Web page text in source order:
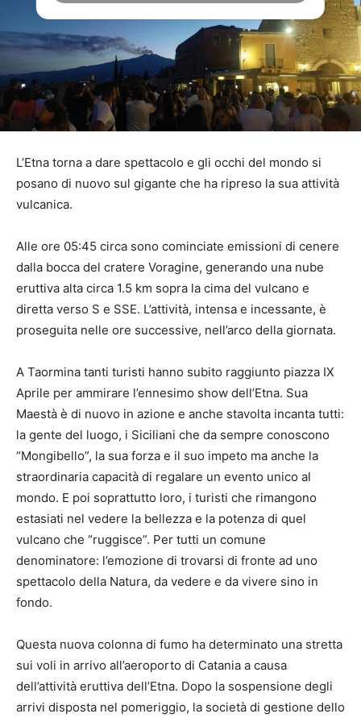
L’Etna torna a dare spettacolo e gli occhi del mondo si
posano di nuovo sul gigante che ha ripreso la sua attività
vulcanica.
Alle ore 05:45 circa sono cominciate emissioni di cenere
dalla bocca del cratere Voragine, generando una nube
eruttiva alta circa 1.5 km sopra la cima del vulcano e
diretta verso S e SSE. L’attività, intensa e incessante, è
proseguita nelle ore successive, nell’arco della giornata.
A Taormina tanti turisti hanno subito raggiunto piazza IX
Aprile per ammirare l’ennesimo show dell’Etna. Sua
Maestà è di nuovo in azione e anche stavolta incanta tutti:
la gente del luogo, i Siciliani che da sempre conoscono
“Mongibello”, la sua forza e il suo impeto ma anche la
straordinaria capacità di regalare un evento unico al
mondo. E poi soprattutto loro, i turisti che rimangono
estasiati nel vedere la bellezza e la potenza di quel
vulcano che “ruggisce”. Per tutti un comune
denominatore: l’emozione di trovarsi di fronte ad uno
spettacolo della Natura, da vedere e da vivere sino in
fondo.
Questa nuova colonna di fumo ha determinato una stretta
sui voli in arrivo all’aeroporto di Catania a causa
dell’attività eruttiva dell’Etna. Dopo la sospensione degli
arrivi disposta nel pomeriggio, la società di gestione dello